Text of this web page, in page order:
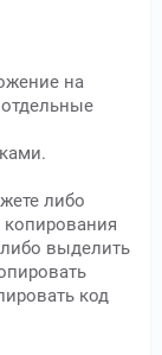
на
либо
копирования
выделить
код